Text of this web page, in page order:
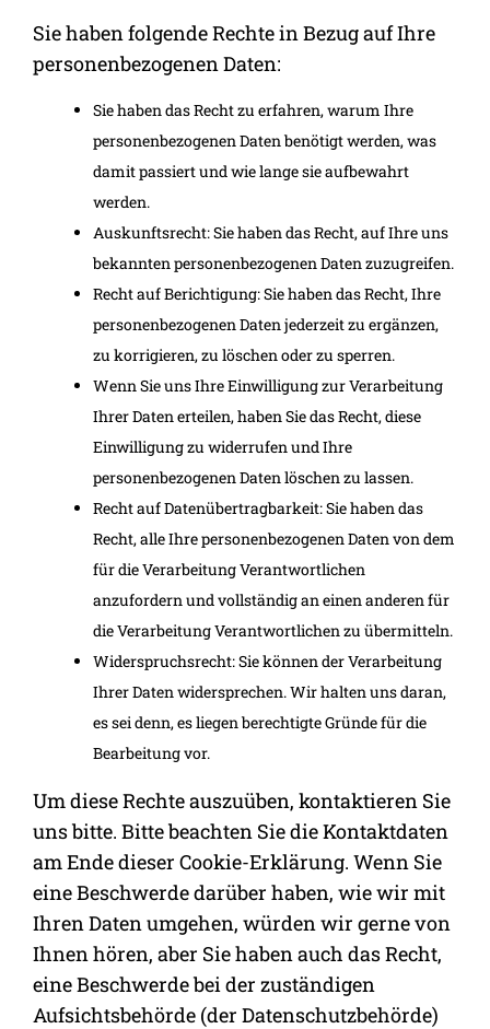
Sie haben folgende Rechte in Bezug auf Ihre
personenbezogenen Daten:
Sie haben das Recht zu erfahren, warum Ihre
personenbezogenen Daten benötigt werden, was
damit passiert und wie lange sie aufbewahrt
werden.
Auskunftsrecht: Sie haben das Recht, auf Ihre uns
bekannten personenbezogenen Daten zuzugreifen.
Recht auf Berichtigung: Sie haben das Recht, Ihre
personenbezogenen Daten jederzeit zu ergänzen,
zu korrigieren, zu löschen oder zu sperren.
Wenn Sie uns Ihre Einwilligung zur Verarbeitung
Ihrer Daten erteilen, haben Sie das Recht, diese
Einwilligung zu widerrufen und Ihre
personenbezogenen Daten löschen zu lassen.
Recht auf Datenübertragbarkeit: Sie haben das
Recht, alle Ihre personenbezogenen Daten von dem
für die Verarbeitung Verantwortlichen
anzufordern und vollständig an einen anderen für
die Verarbeitung Verantwortlichen zu übermitteln.
Widerspruchsrecht: Sie können der Verarbeitung
Ihrer Daten widersprechen. Wir halten uns daran,
es sei denn, es liegen berechtigte Gründe für die
Bearbeitung vor.
Um diese Rechte auszuüben, kontaktieren Sie
uns bitte. Bitte beachten Sie die Kontaktdaten
am Ende dieser Cookie-Erklärung. Wenn Sie
eine Beschwerde darüber haben, wie wir mit
Ihren Daten umgehen, würden wir gerne von
Ihnen hören, aber Sie haben auch das Recht,
eine Beschwerde bei der zuständigen
Aufsichtsbehörde (der Datenschutzbehörde)